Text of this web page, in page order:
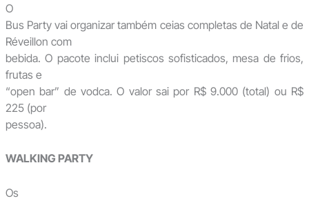
O
Bus Party vai organizar também ceias completas de Natal e de
Réveillon com
bebida. O pacote inclui petiscos sofisticados, mesa de frios,
frutas e
“open bar” de vodca. O valor sai por R$ 9.000 (total) ou R$
225 (por
pessoa).
WALKING PARTY
Os